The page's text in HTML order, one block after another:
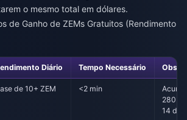
o mesmo total em dólares.
de Ganho de ZEMs Gratuitos (Rendimento
Diário Tempo Necessário
de 10+ ZEM <2 min
280
14 dias